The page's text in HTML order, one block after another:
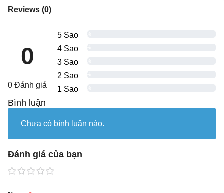
Reviews (0)
0
0 Đánh giá 1 Sao
2 Sao
3 Sao
4 Sao
5 Sao
Bình luận
Chưa có bình luận nào.
Đánh giá của bạn